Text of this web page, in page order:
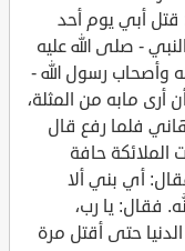
قتل أبي يوم أحد
- صلى الله عليه
رسول الله -
أرى مابه من المثلة،
فلما رفع قال
الملائكة حافة
أي بني ألا
فقال: يا رب،
حتى أقتل مرة